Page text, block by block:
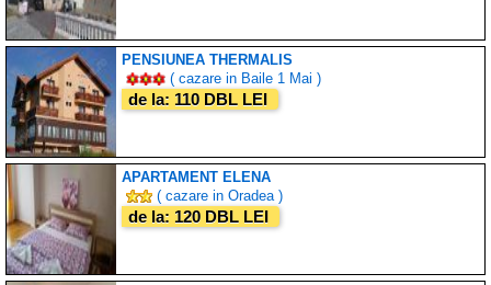
PENSIUNEA THERMALIS
( cazare in Baile 1 Mai )
de la: 110 DBL LEI
APARTAMENT ELENA
( cazare in Oradea )
de la: 120 DBL LEI